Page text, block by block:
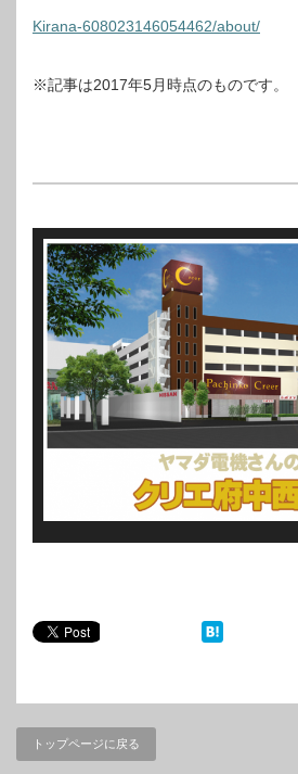
Kirana-608023146054462/about/
※記事は2017年5月時点のものです。
トップページに戻る